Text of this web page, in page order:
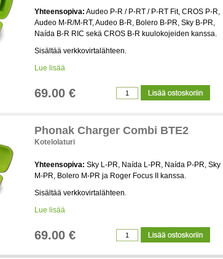
Yhteensopiva: Audeo P-R / P-RT / P-RT Fit, CROS P-R,
Audeo M-R/M-RT, Audeo B-R, Bolero B-PR, Sky B-PR,
Naída B-R RIC sekä CROS B-R kuulokojeiden kanssa.
Sisältää verkkovirtalähteen.
Lue lisää
69.00 €
Phonak Charger Combi BTE2
Kotelolaturi
Yhteensopiva: Sky L-PR, Naída L-PR, Naída P-PR, Sky
M-PR, Bolero M-PR ja Roger Focus II kanssa.
Sisältää verkkovirtalähteen.
Lue lisää
69.00 €